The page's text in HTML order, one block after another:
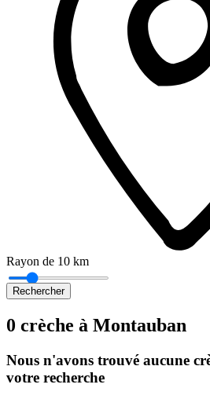
Rayon de 10 km
Rechercher
0 crèche à Montauban
Nous n'avons trouvé aucune
votre recherche